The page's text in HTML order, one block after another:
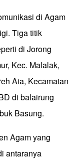
di Agam
Tiga titik
di Jorong
Kec. Malalak,
Aia, Kecamatan
di balairung
Basung.
Agam yang
antaranya